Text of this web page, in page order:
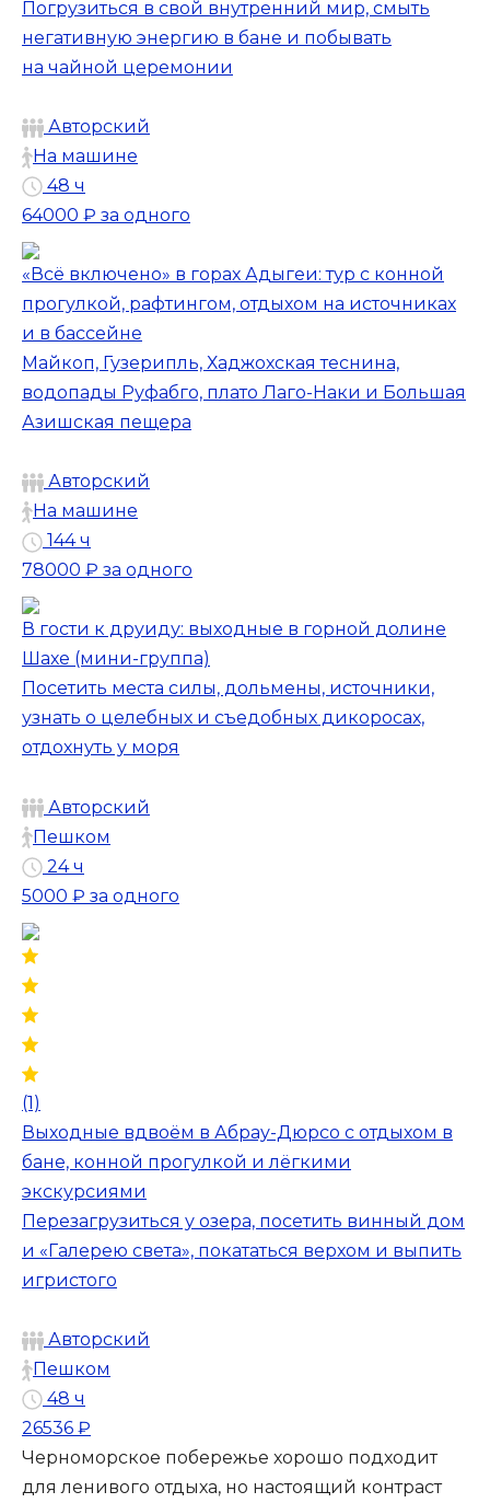
Погрузиться в свой внутренний мир, смыть
негативную энергию в бане и побывать
на чайной церемонии
Авторский
На машине
48 ч
64000 ₽ за одного
«Всё включено» в горах Адыгеи: тур с конной
прогулкой, рафтингом, отдыхом на источниках
и в бассейне
Майкоп, Гузерипль, Хаджохская теснина,
⁠водопады Руфабго, плато Лаго-Наки и Большая
Азишская пещера
Авторский
На машине
144 ч
78000 ₽ за одного
В гости к друиду: выходные в горной долине
Шахе (мини-группа)
Посетить места силы, дольмены, источники,
узнать о целебных и съедобных дикоросах,
отдохнуть у моря
Авторский
Пешком
24 ч
5000 ₽ за одного
(1)
Выходные вдвоём в Абрау-Дюрсо с отдыхом в
бане, конной прогулкой и лёгкими
экскурсиями
Перезагрузиться у озера, посетить винный дом
и «Галерею света», покататься верхом и выпить
игристого
Авторский
Пешком
48 ч
26536 ₽
Черноморское побережье хорошо подходит
для ленивого отдыха, но настоящий контраст